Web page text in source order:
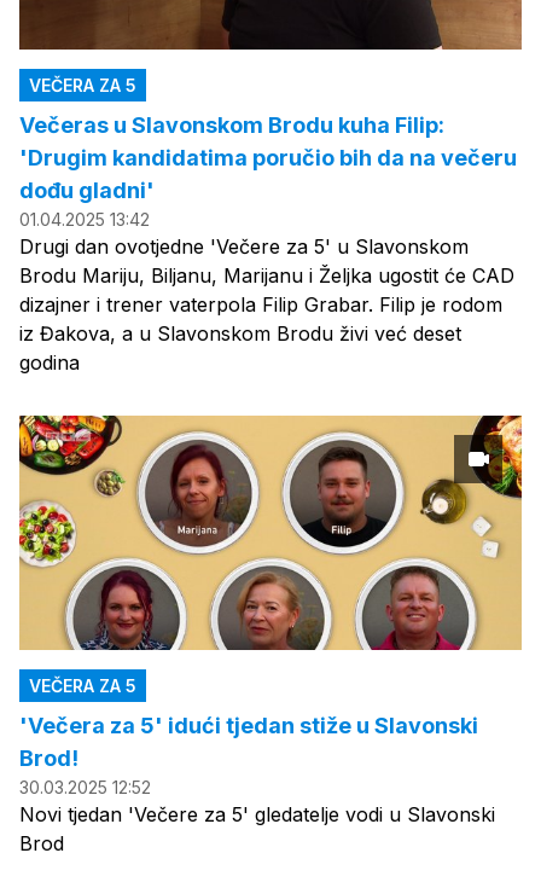
VEČERA ZA 5
Večeras u Slavonskom Brodu kuha Filip:
'Drugim kandidatima poručio bih da na večeru
dođu gladni'
01.04.2025 13:42
Drugi dan ovotjedne 'Večere za 5' u Slavonskom
Brodu Mariju, Biljanu, Marijanu i Željka ugostit će CAD
dizajner i trener vaterpola Filip Grabar. Filip je rodom
iz Đakova, a u Slavonskom Brodu živi već deset
godina
VEČERA ZA 5
'Večera za 5' idući tjedan stiže u Slavonski
Brod!
30.03.2025 12:52
Novi tjedan 'Večere za 5' gledatelje vodi u Slavonski
Brod